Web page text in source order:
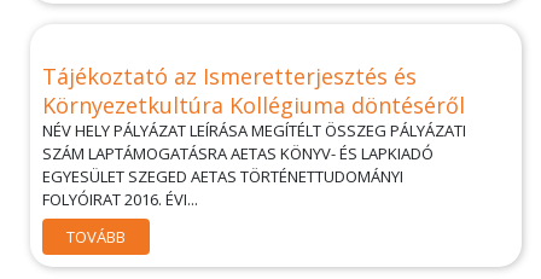
Tájékoztató az Ismeretterjesztés és
Környezetkultúra Kollégiuma döntéséről
NÉV HELY PÁLYÁZAT LEÍRÁSA MEGÍTÉLT ÖSSZEG PÁLYÁZATI
SZÁM LAPTÁMOGATÁSRA AETAS KÖNYV- ÉS LAPKIADÓ
EGYESÜLET SZEGED AETAS TÖRTÉNETTUDOMÁNYI
FOLYÓIRAT 2016. ÉVI...
TOVÁBB